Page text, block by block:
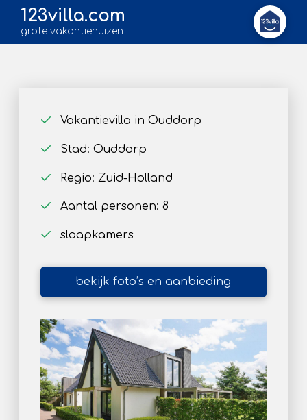
123villa.com
grote vakantiehuizen
Vakantievilla in Ouddorp
Stad: Ouddorp
Regio: Zuid-Holland
Aantal personen: 8
slaapkamers
bekijk foto’s en aanbieding